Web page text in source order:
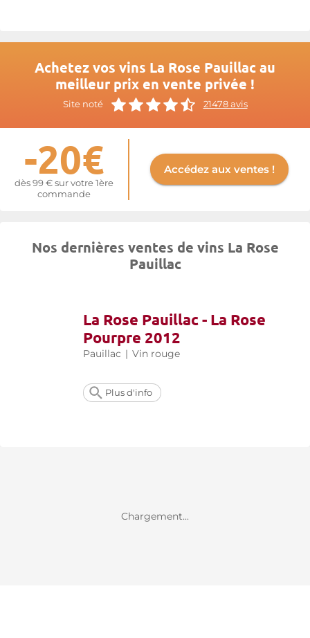
Achetez vos vins La Rose Pauillac au
meilleur prix en vente privée !
Site noté 21478 avis
-20€
dès 99 € sur votre 1ère
commande
Accédez aux ventes !
Nos dernières ventes de vins La Rose
Pauillac
La Rose Pauillac - La Rose
Pourpre 2012
Pauillac | Vin rouge
Plus d'info
Chargement...